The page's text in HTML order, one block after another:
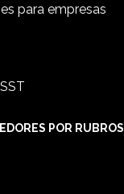
para empresas
POR RUBROS